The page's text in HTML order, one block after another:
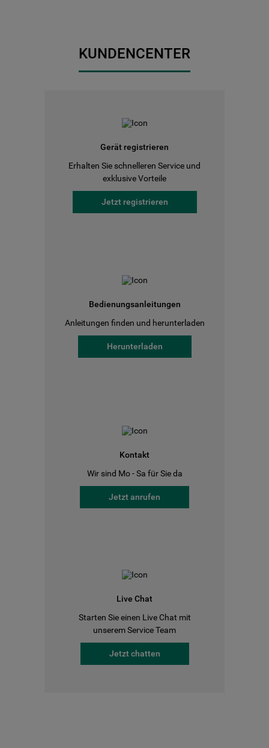
KUNDENCENTER
Gerät registrieren
Erhalten Sie schnelleren Service und
exklusive Vorteile
Jetzt registrieren
Bedienungsanleitungen
Anleitungen finden und herunterladen
Herunterladen
Kontakt
Wir sind Mo - Sa für Sie da
Jetzt anrufen
Live Chat
Starten Sie einen Live Chat mit
unserem Service Team
Jetzt chatten